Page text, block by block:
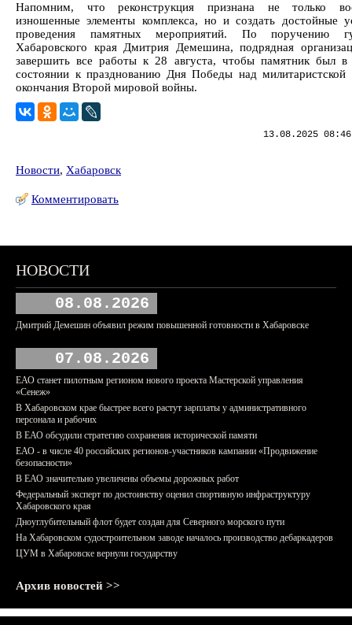
Напомним, что реконструкция признана не только
изношенные элементы комплекса, но и создать достойные
проведения памятных мероприятий. По поручению
Хабаровского края Дмитрия Демешина, подрядная
завершить все работы к 28 августа, чтобы памятник был в
состоянии к празднованию Дня Победы над
окончания Второй мировой войны.
13.08.2025
Новости, Хабаровск
Комментировать
НОВОСТИ
08.08.2026
Дмитрий Демешин объявил режим повышенной готовности в Хабаровске
07.08.2026
ЕАО станет пилотным регионом нового проекта Мастерской управления
«Сенеж»
В Хабаровском крае быстрее всего растут зарплаты у административного
персонала и рабочих
В ЕАО обсудили стратегию сохранения исторической памяти
ЕАО - в числе 40 российских регионов-участников кампании «Продвижение
безопасности»
В ЕАО значительно увеличены объемы дорожных работ
Федеральный эксперт по достоинству оценил спортивную инфраструктуру
Хабаровского края
Дноуглубительный флот будет создан для Северного морского пути
На Хабаровском судостроительном заводе началось производство дебаркадеров
ЦУМ в Хабаровске вернули государству
Архив новостей >>